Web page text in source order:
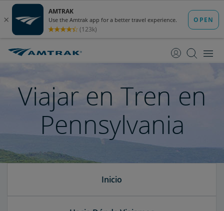
Contenido
Navegación
Viajar en Tren en
Pennsylvania
Inicio